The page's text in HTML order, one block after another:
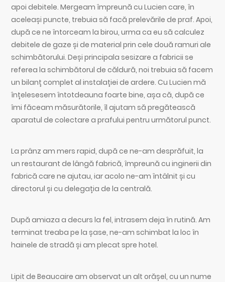
apoi debitele. Mergeam împreună cu Lucien care, în
aceleași puncte, trebuia să facă prelevările de praf. Apoi,
după ce ne întorceam la birou, urma ca eu să calculez
debitele de gaze și de material prin cele două ramuri ale
schimbătorului. Deși principala sesizare a fabricii se
referea la schimbătorul de căldură, noi trebuia să facem
un bilanț complet al instalației de ardere. Cu Lucien mă
înțelesesem întotdeauna foarte bine, așa că, după ce
îmi făceam măsurătorile, îl ajutam să pregătească
aparatul de colectare a prafului pentru următorul punct.
La prânz am mers rapid, după ce ne-am desprăfuit, la
un restaurant de lângă fabrică, împreună cu inginerii din
fabrică care ne ajutau, iar acolo ne-am întâlnit și cu
directorul și cu delegația de la centrală.
După amiaza a decurs la fel, intrasem deja în rutină. Am
terminat treaba pe la șase, ne-am schimbat la loc în
hainele de stradă și am plecat spre hotel.
Lipit de Beaucaire am observat un alt orășel, cu un nume